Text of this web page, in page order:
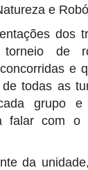
e
dos
torneio de
e
todas as
grupo
falar com o
da